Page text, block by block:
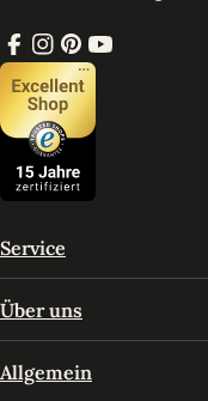
Facebook
Instagram
Pinterest
YouTube
Service
Über uns
Allgemein